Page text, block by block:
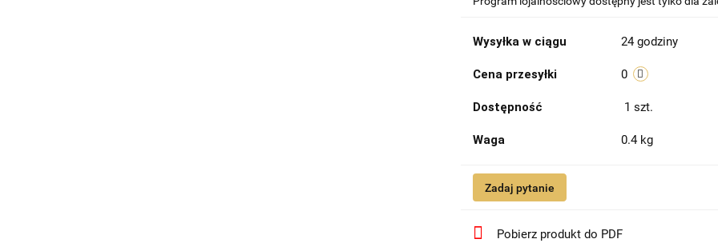
Wysyłka w ciągu 24 godziny
Cena przesyłki 0
Dostępność 1 szt.
Waga 0.4 kg
Zadaj pytanie
Pobierz produkt do PDF